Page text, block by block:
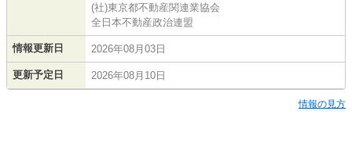
(社)東京都不動産関連業協会
全日本不動産政治連盟
情報更新日 2026年08月03日
更新予定日 2026年08月10日
情報の見方